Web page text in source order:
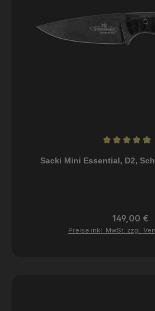
Sacki Mini Essential, D2,
Regulärer
149,00 €
Preise inkl. MwSt. zzgl.